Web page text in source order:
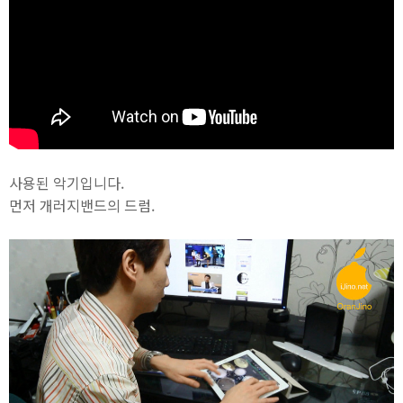
사용된 악기입니다.
먼저 개러지밴드의 드럼.